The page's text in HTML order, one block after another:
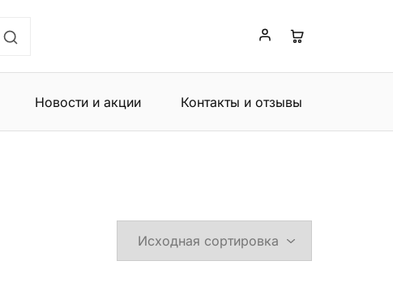
Новости и акции Контакты и отзывы